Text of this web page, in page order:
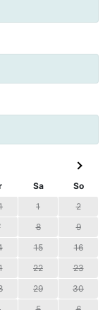
Sa
So
1
2
8
9
15
16
22
23
29
30